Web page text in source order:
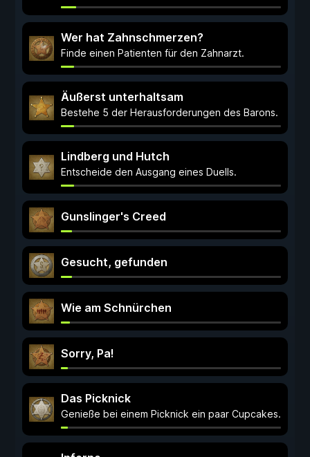
Wer hat Zahnschmerzen?
Finde einen Patienten für den Zahnarzt.
Äußerst unterhaltsam
Bestehe 5 der Herausforderungen des Barons.
Lindberg und Hutch
Entscheide den Ausgang eines Duells.
Gunslinger's Creed
Gesucht, gefunden
Wie am Schnürchen
Sorry, Pa!
Das Picknick
Genieße bei einem Picknick ein paar Cupcakes.